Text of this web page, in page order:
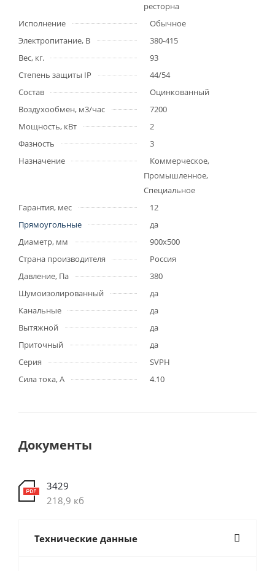
ресторна
Исполнение
Обычное
Электропитание, В
380-415
Вес, кг.
93
Степень защиты IP
44/54
Состав
Оцинкованный
Воздухообмен, м3/час
7200
Мощность, кВт
2
Фазность
3
Назначение
Коммерческое,
Промышленное,
Специальное
Гарантия, мес
12
Прямоугольные
да
Диаметр, мм
900x500
Страна производителя
Россия
Давление, Па
380
Шумоизолированный
да
Канальные
да
Вытяжной
да
Приточный
да
Серия
SVPH
Сила тока, А
4.10
Документы
3429
218,9 кб
Технические данные